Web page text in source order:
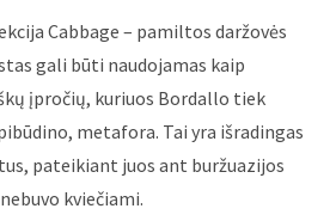
Cabbage – pamiltos daržovės
gali būti naudojamas kaip
įpročių, kuriuos Bordallo tiek
metafora. Tai yra išradingas
pateikiant juos ant buržuazijos
kviečiami.